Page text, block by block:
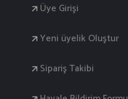
Üye Girişi
Yeni üyelik Oluştur
Sipariş Takibi